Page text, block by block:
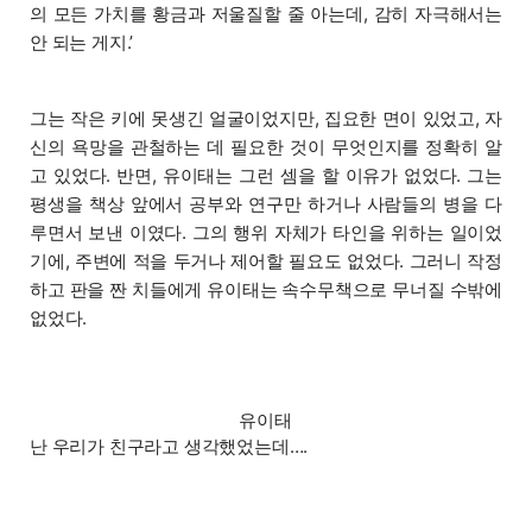
의 모든 가치를 황금과 저울질할 줄 아는데, 감히 자극해서는
안 되는 게지.’
그는 작은 키에 못생긴 얼굴이었지만, 집요한 면이 있었고, 자
신의 욕망을 관철하는 데 필요한 것이 무엇인지를 정확히 알
고 있었다. 반면, 유이태는 그런 셈을 할 이유가 없었다. 그는
평생을 책상 앞에서 공부와 연구만 하거나 사람들의 병을 다
루면서 보낸 이였다. 그의 행위 자체가 타인을 위하는 일이었
기에, 주변에 적을 두거나 제어할 필요도 없었다. 그러니 작정
하고 판을 짠 치들에게 유이태는 속수무책으로 무너질 수밖에
없었다.
유이태
난 우리가 친구라고 생각했었는데….